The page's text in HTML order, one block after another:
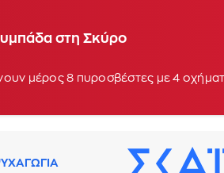
στη Σκύρο
μέρος 8 πυροσβέστες με 4